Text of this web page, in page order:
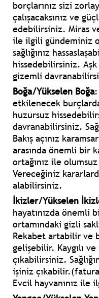
borçlarınız sizi
çalışacaksınız ve
edebilirsiniz. Miras
ile ilgili gündeminiz
sağlığınız
hissedebilirsiniz.
gizemli
Boğa/Yükselen Boğa:
etkilenecek
huzursuz
davranabilirsiniz.
Bakış açınız
arasında önemli bir
ortağınız ile
Vereceğiniz
alabilirsiniz.
İkizler/Yükselen
hayatınızda önemli
ortamındaki gizli
Rekabet artabilir ve
gelişebilir. Kaygılı
çıkabilirsiniz.
işiniz
Evcil hayvanınız ile